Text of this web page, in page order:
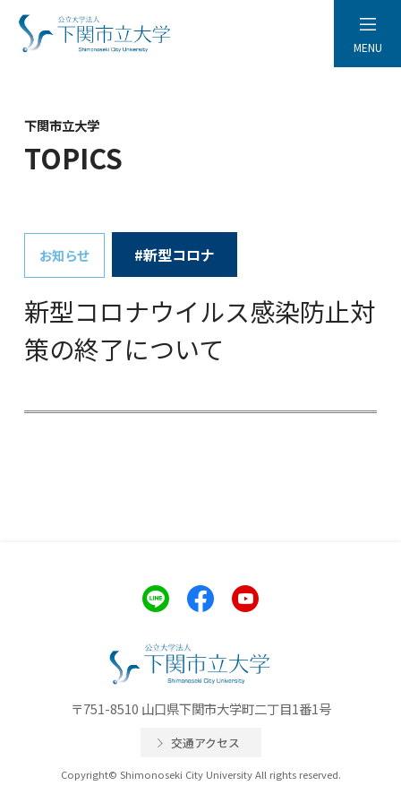
MENU
下関市立大学
TOPICS
お知らせ #新型コロナ
新型コロナウイルス感染防止対
策の終了について
〒751-8510 山口県下関市大学町二丁目1番1号
交通アクセス
Copyright© Shimonoseki City University All rights reserved.